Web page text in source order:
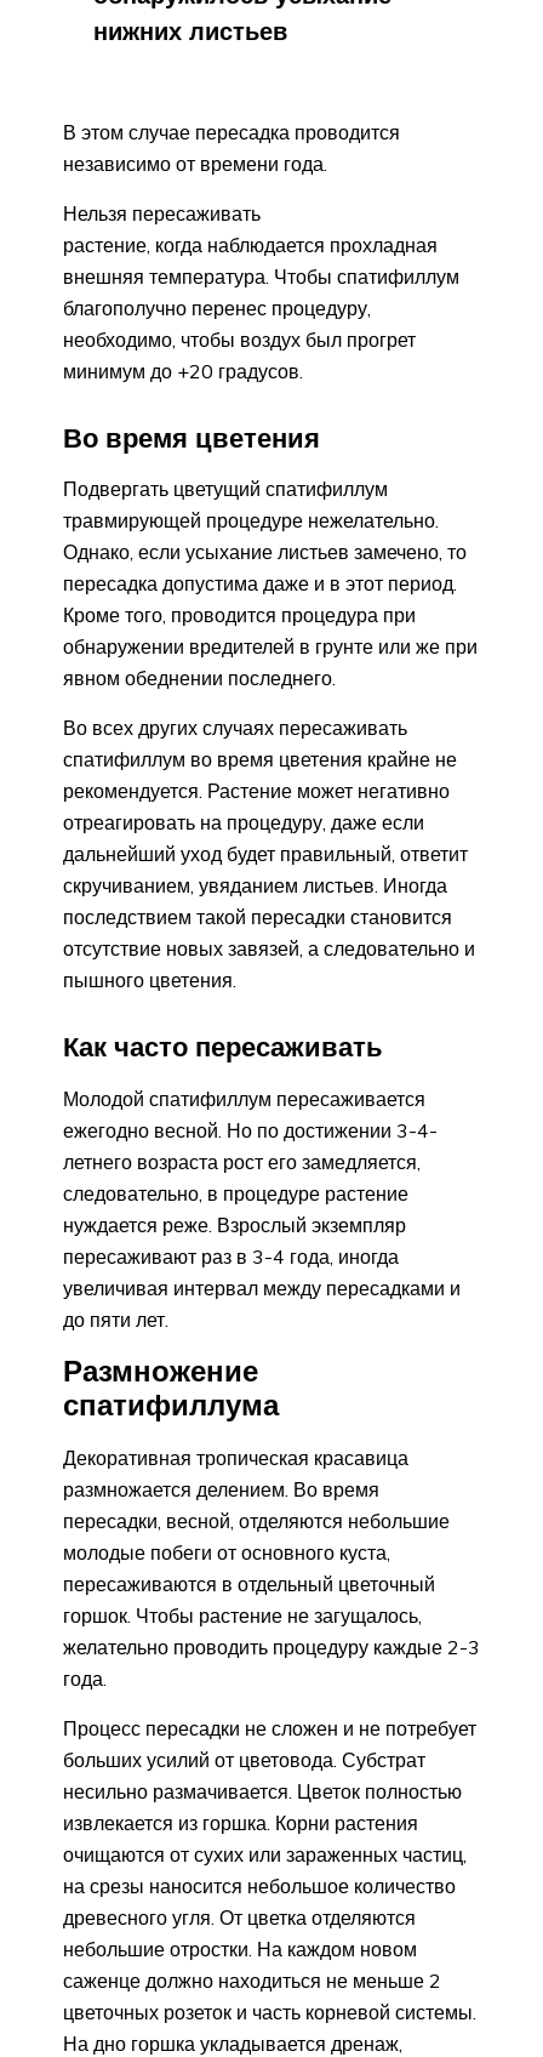
нижних листьев
В этом случае пересадка проводится
независимо от времени года.
Нельзя пересаживать
растение, когда наблюдается прохладная
внешняя температура. Чтобы спатифиллум
благополучно перенес процедуру,
необходимо, чтобы воздух был прогрет
минимум до +20 градусов.
Во время цветения
Подвергать цветущий спатифиллум
травмирующей процедуре нежелательно.
Однако, если усыхание листьев замечено, то
пересадка допустима даже и в этот период.
Кроме того, проводится процедура при
обнаружении вредителей в грунте или же при
явном обеднении последнего.
Во всех других случаях пересаживать
спатифиллум во время цветения крайне не
рекомендуется. Растение может негативно
отреагировать на процедуру, даже если
дальнейший уход будет правильный, ответит
скручиванием, увяданием листьев. Иногда
последствием такой пересадки становится
отсутствие новых завязей, а следовательно и
пышного цветения.
Как часто пересаживать
Молодой спатифиллум пересаживается
ежегодно весной. Но по достижении 3-4-
летнего возраста рост его замедляется,
следовательно, в процедуре растение
нуждается реже. Взрослый экземпляр
пересаживают раз в 3-4 года, иногда
увеличивая интервал между пересадками и
до пяти лет.
Размножение
спатифиллума
Декоративная тропическая красавица
размножается делением. Во время
пересадки, весной, отделяются небольшие
молодые побеги от основного куста,
пересаживаются в отдельный цветочный
горшок. Чтобы растение не загущалось,
желательно проводить процедуру каждые 2-3
года.
Процесс пересадки не сложен и не потребует
больших усилий от цветовода. Субстрат
несильно размачивается. Цветок полностью
извлекается из горшка. Корни растения
очищаются от сухих или зараженных частиц,
на срезы наносится небольшое количество
древесного угля. От цветка отделяются
небольшие отростки. На каждом новом
саженце должно находиться не меньше 2
цветочных розеток и часть корневой системы.
На дно горшка укладывается дренаж,